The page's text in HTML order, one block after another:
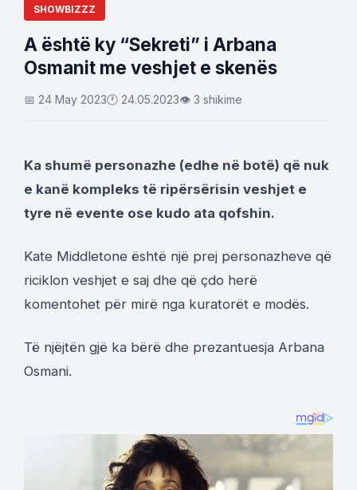
SHOWBIZZZ
A është ky “Sekreti” i Arbana
Osmanit me veshjet e skenës
📅 24 May 2023🕐 24.05.2023👁 3 shikime
Ka shumë personazhe (edhe në botë) që nuk
e kanë kompleks të ripërsërisin veshjet e
tyre në evente ose kudo ata qofshin.
Kate Middletone është një prej personazheve që
riciklon veshjet e saj dhe që çdo herë
komentohet për mirë nga kuratorët e modës.
Të njëjtën gjë ka bërë dhe prezantuesja Arbana
Osmani.